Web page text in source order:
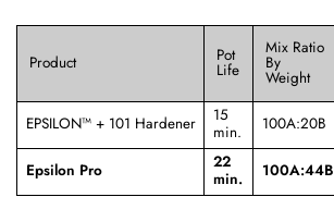
Product Pot
Life
Mix Ratio
By
Weight
EPSILON™ + 101 Hardener
15
min.
100A:20B
Epsilon Pro
22
min.
100A:44B